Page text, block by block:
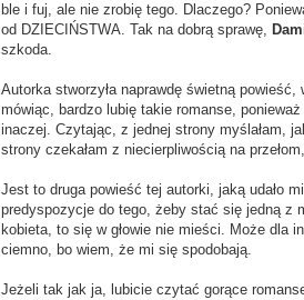
ble i fuj, ale nie zrobię tego. Dlaczego?
od DZIECIŃSTWA. Tak na dobrą sprawę,
szkoda.
Autorka stworzyła naprawdę świetną
mówiąc, bardzo lubię takie romanse,
inaczej. Czytając, z jednej strony myślałam,
strony czekałam z niecierpliwością na
Jest to druga powieść tej autorki, jaką udało
predyspozycje do tego, żeby stać się jedną z
kobieta, to się w głowie nie mieści. Może dla
ciemno, bo wiem, że mi się spodobają.
Jeżeli tak jak ja, lubicie czytać gorące